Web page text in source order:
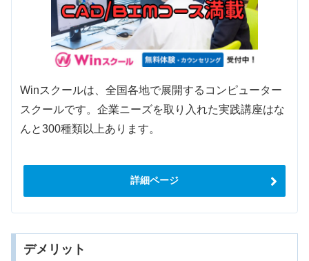
Winスクールは、全国各地で展開するコンピューター
スクールです。企業ニーズを取り入れた実践講座はな
んと300種類以上あります。
詳細ページ
デメリット